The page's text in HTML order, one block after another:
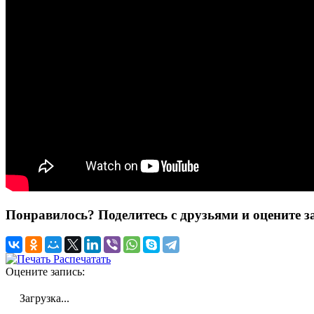
Понравилось? Поделитесь с друзьями и оцените
Распечатать
Оцените запись:
Загрузка...